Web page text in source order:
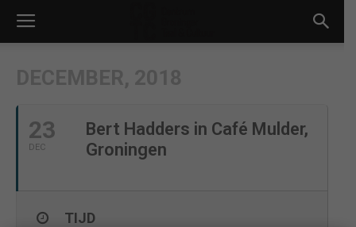
23
DEC
Bert Hadders in Café Mulder,
Groningen
TIJD